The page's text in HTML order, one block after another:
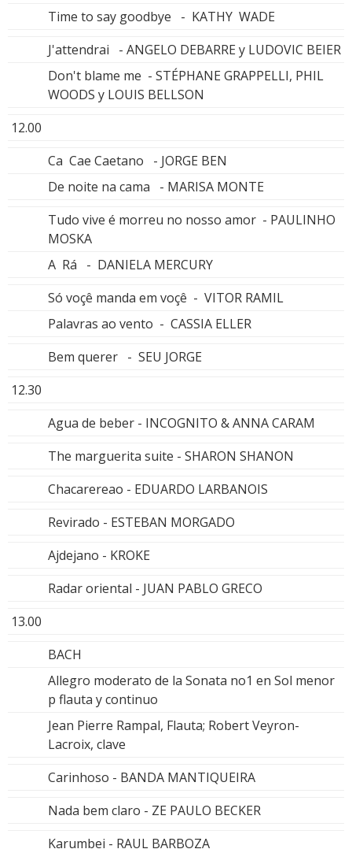
Time to say goodbye - KATHY WADE
J'attendrai - ANGELO DEBARRE y LUDOVIC BEIER
Don't blame me - STÉPHANE GRAPPELLI, PHIL
WOODS y LOUIS BELLSON
12.00
Ca Cae Caetano - JORGE BEN
De noite na cama - MARISA MONTE
Tudo vive é morreu no nosso amor - PAULINHO
MOSKA
A Rá - DANIELA MERCURY
Só voçê manda em voçê - VITOR RAMIL
Palavras ao vento - CASSIA ELLER
Bem querer - SEU JORGE
12.30
Agua de beber - INCOGNITO & ANNA CARAM
The marguerita suite - SHARON SHANON
Chacarereao - EDUARDO LARBANOIS
Revirado - ESTEBAN MORGADO
Ajdejano - KROKE
Radar oriental - JUAN PABLO GRECO
13.00
BACH
Allegro moderato de la Sonata no1 en Sol menor
p flauta y continuo
Jean Pierre Rampal, Flauta; Robert Veyron-
Lacroix, clave
Carinhoso - BANDA MANTIQUEIRA
Nada bem claro - ZE PAULO BECKER
Karumbei - RAUL BARBOZA